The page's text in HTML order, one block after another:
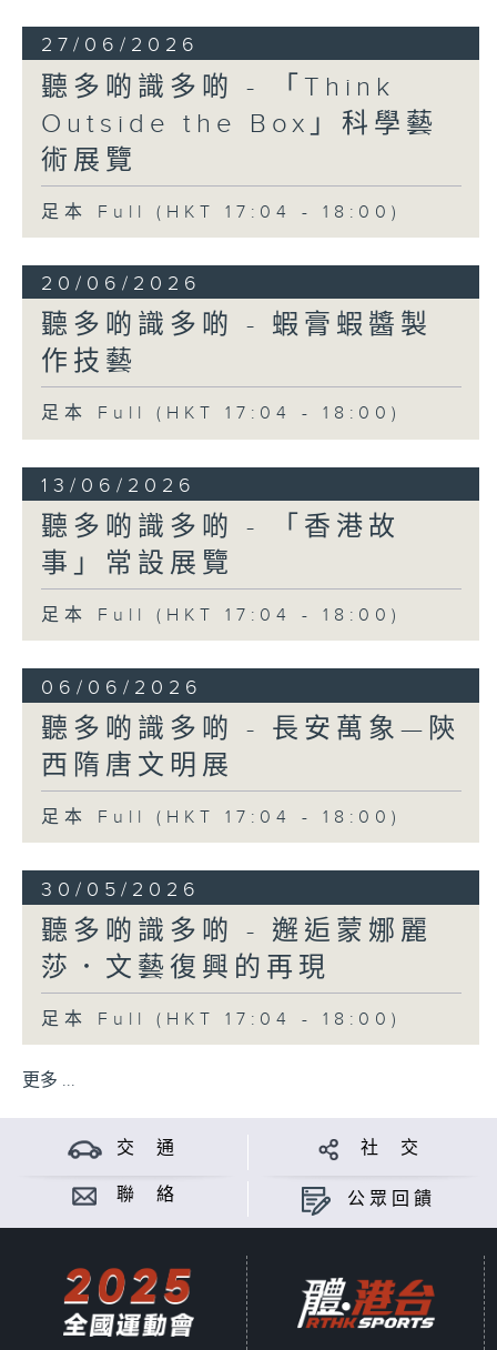
27/06/2026
聽多啲識多啲 - 「Think
Outside the Box」科學藝
術展覽
足本 Full (HKT 17:04 - 18:00)
20/06/2026
聽多啲識多啲 - 蝦膏蝦醬製
作技藝
足本 Full (HKT 17:04 - 18:00)
13/06/2026
聽多啲識多啲 - 「香港故
事」常設展覽
足本 Full (HKT 17:04 - 18:00)
06/06/2026
聽多啲識多啲 - 長安萬象—陝
西隋唐文明展
足本 Full (HKT 17:04 - 18:00)
30/05/2026
聽多啲識多啲 - 邂逅蒙娜麗
莎．文藝復興的再現
足本 Full (HKT 17:04 - 18:00)
更多 ...
交 通 社 交
聯 絡 公眾回饋